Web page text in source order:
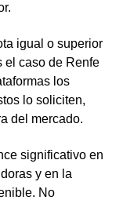
igual o superior
el caso de Renfe
los
lo soliciten,
del mercado.
significativo en
y en la
. No